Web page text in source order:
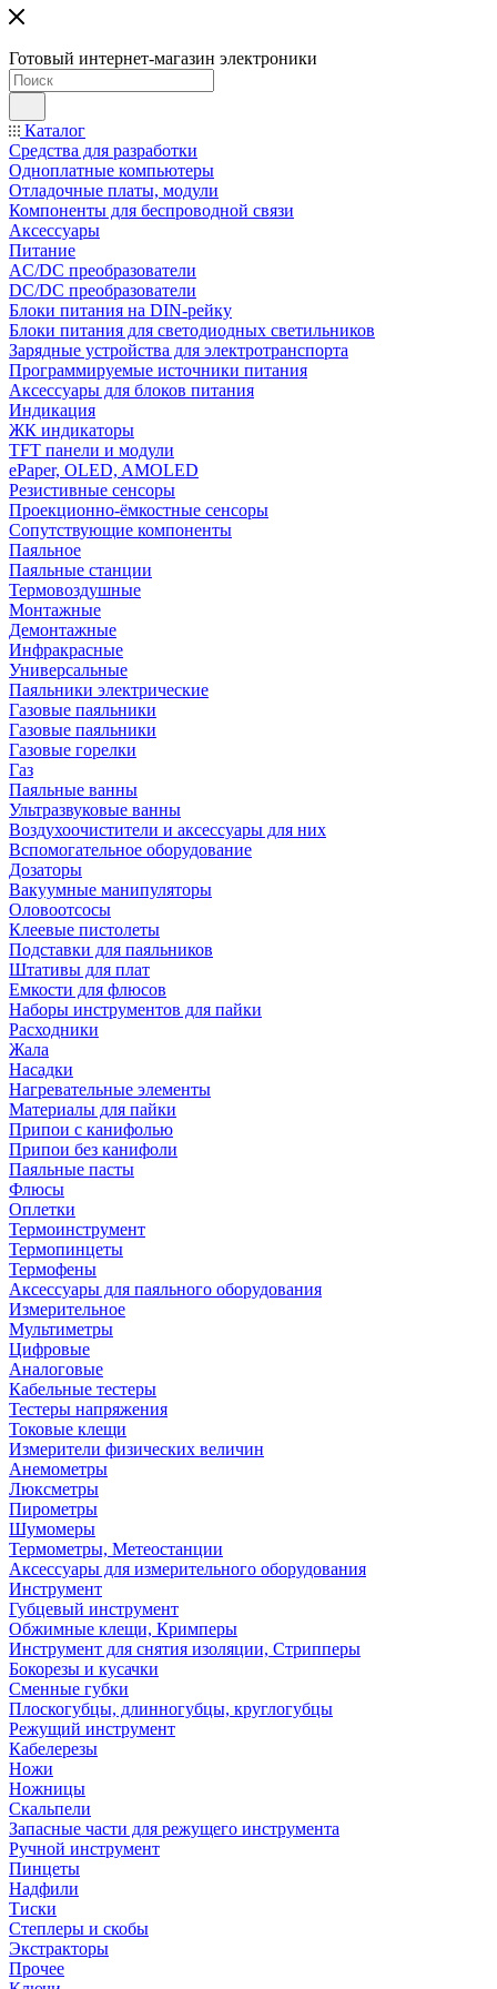
Готовый интернет-магазин электроники
Каталог
Средства для разработки
Одноплатные компьютеры
Отладочные платы, модули
Компоненты для беспроводной связи
Аксессуары
Питание
AC/DC преобразователи
DC/DC преобразователи
Блоки питания на DIN-рейку
Блоки питания для светодиодных светильников
Зарядные устройства для электротранспорта
Программируемые источники питания
Аксессуары для блоков питания
Индикация
ЖК индикаторы
TFT панели и модули
ePaper, OLED, AMOLED
Резистивные сенсоры
Проекционно-ёмкостные сенсоры
Сопутствующие компоненты
Паяльное
Паяльные станции
Термовоздушные
Монтажные
Демонтажные
Инфракрасные
Универсальные
Паяльники электрические
Газовые паяльники
Газовые паяльники
Газовые горелки
Газ
Паяльные ванны
Ультразвуковые ванны
Воздухоочистители и аксессуары для них
Вспомогательное оборудование
Дозаторы
Вакуумные манипуляторы
Оловоотсосы
Клеевые пистолеты
Подставки для паяльников
Штативы для плат
Емкости для флюсов
Наборы инструментов для пайки
Расходники
Жала
Насадки
Нагревательные элементы
Материалы для пайки
Припои с канифолью
Припои без канифоли
Паяльные пасты
Флюсы
Оплетки
Термоинструмент
Термопинцеты
Термофены
Аксессуары для паяльного оборудования
Измерительное
Мультиметры
Цифровые
Аналоговые
Кабельные тестеры
Тестеры напряжения
Токовые клещи
Измерители физических величин
Анемометры
Люксметры
Пирометры
Шумомеры
Термометры, Метеостанции
Аксессуары для измерительного оборудования
Инструмент
Губцевый инструмент
Обжимные клещи, Кримперы
Инструмент для снятия изоляции, Стрипперы
Бокорезы и кусачки
Сменные губки
Плоскогубцы, длинногубцы, круглогубцы
Режущий инструмент
Кабелерезы
Ножи
Ножницы
Скальпели
Запасные части для режущего инструмента
Ручной инструмент
Пинцеты
Надфили
Тиски
Степлеры и скобы
Экстракторы
Прочее